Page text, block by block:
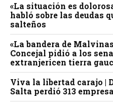
«La situación es
habló sobre las deudas
salteños
«La bandera de
Concejal pidió a los
extranjericen tierra
Viva la libertad carajo |
Salta perdió 313